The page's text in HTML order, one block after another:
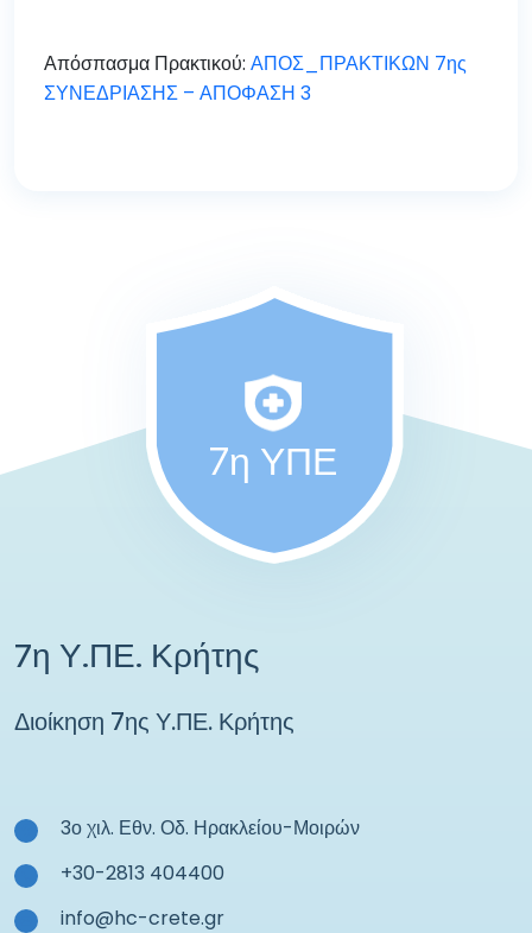
Απόσπασμα Πρακτικού: ΑΠΟΣ_ΠΡΑΚΤΙΚΩΝ 7ης
ΣΥΝΕΔΡΙΑΣΗΣ – ΑΠΟΦΑΣΗ 3
7η ΥΠΕ
7η Υ.ΠΕ. Κρήτης
Διοίκηση 7ης Υ.ΠΕ. Κρήτης
3ο χιλ. Εθν. Οδ. Ηρακλείου-Μοιρών
+30-2813 404400
info@hc-crete.gr